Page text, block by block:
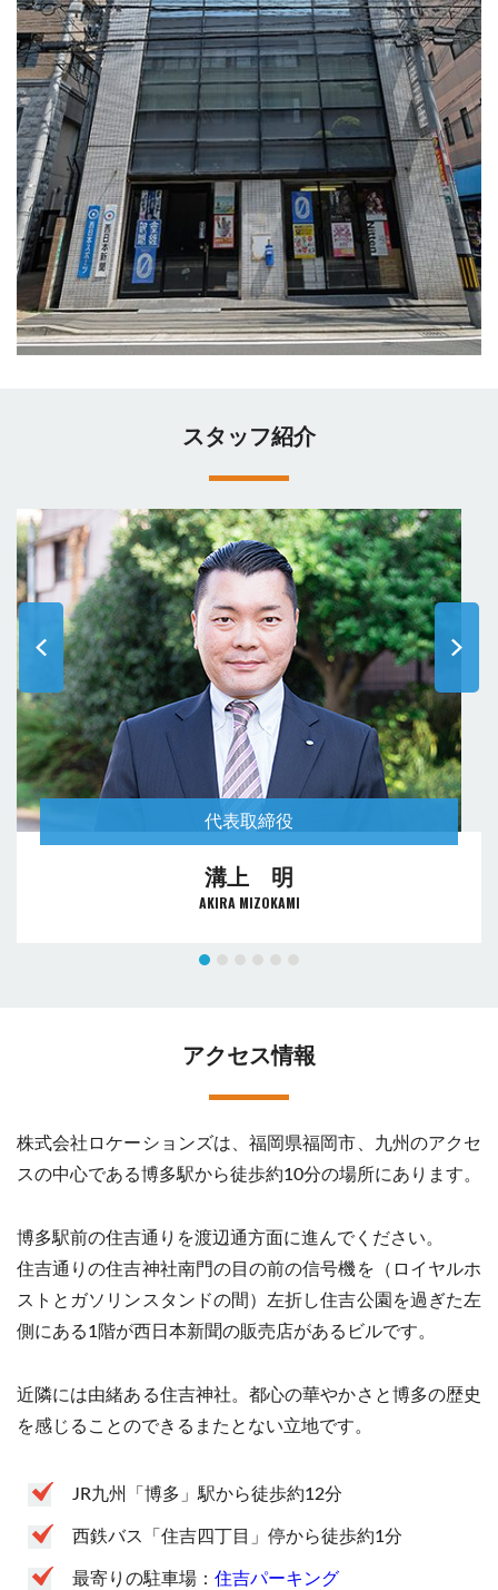
スタッフ紹介
Previous
代表取締役
溝上 明
AKIRA MIZOKAMI
Next
アクセス情報
株式会社ロケーションズは、福岡県福岡市、九州のアクセ
スの中心である博多駅から徒歩約10分の場所にあります。
博多駅前の住吉通りを渡辺通方面に進んでください。
住吉通りの住吉神社南門の目の前の信号機を（ロイヤルホ
ストとガソリンスタンドの間）左折し住吉公園を過ぎた左
側にある1階が西日本新聞の販売店があるビルです。
近隣には由緒ある住吉神社。都心の華やかさと博多の歴史
を感じることのできるまたとない立地です。
JR九州「博多」駅から徒歩約12分
西鉄バス「住吉四丁目」停から徒歩約1分
最寄りの駐車場： 住吉パーキング